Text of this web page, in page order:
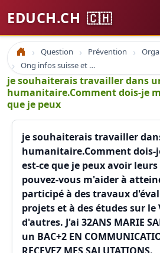
EDUCH.CH 🇨🇭
Accueil Question Prévention
Ong infos suisse et à l'étranger
je souhaiterais travailler dans
humanitaire.Comment dois-je
que je peux
je souhaiterais travailler
humanitaire.Comment dois-
est-ce que je peux avoir
pouvez-vous m'aider à
participé à des travaux
projets et à des études sur le
d'autres. J'ai 32ANS MARIE
un BAC+2 EN